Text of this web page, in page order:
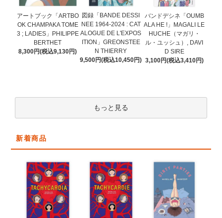
アートブック「ARTBO
OK CHAMPAKA TOME
3 ; LADIES」PHILIPPE
BERTHET
8,300円(税込9,130円)
図録「BANDE DESSI
NEE 1964-2024 : CAT
ALOGUE DE L'EXPOS
ITION」GREONSTEE
N THIERRY
9,500円(税込10,450円)
バンドデシネ「OUMB
ALA HE !」MAGALI LE
HUCHE（マガリ・
ル・ユッシュ）, DAVI
D SIRE
3,100円(税込3,410円)
もっと見る
新着商品